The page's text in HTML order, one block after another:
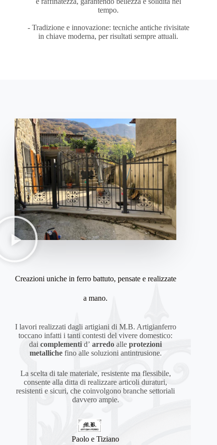
tempo.
- Tradizione e innovazione: tecniche antiche rivisitate
in chiave moderna, per risultati sempre attuali.
Creazioni uniche in ferro battuto, pensate e realizzate
a mano.
I lavori realizzati dagli artigiani di M.B. Artigianferro
toccano infatti i tanti contesti del vivere domestico:
daicomplementid’arredo alleprotezioni
metallichefino alle soluzioni antintrusione.
La scelta di tale materiale, resistente ma flessibile,
consente alla ditta di realizzare articoli duraturi,
resistenti e sicuri, che coinvolgono branche settoriali
davvero ampie.
Paolo e Tiziano